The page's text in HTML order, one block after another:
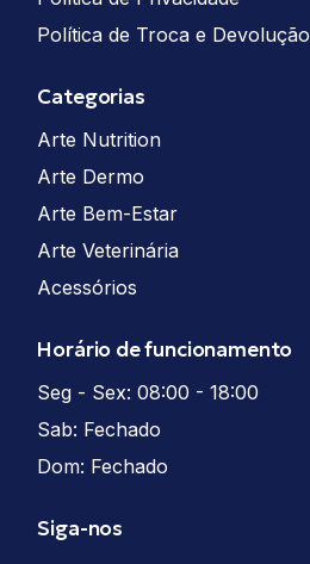
Política de Troca e Devolução
Categorias
Arte Nutrition
Arte Dermo
Arte Bem-Estar
Arte Veterinária
Acessórios
Horário de funcionamento
Seg - Sex: 08:00 - 18:00
Sab: Fechado
Dom: Fechado
Siga-nos